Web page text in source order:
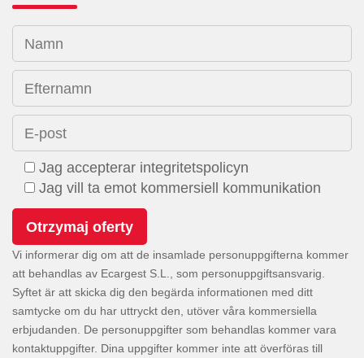
Namn
Efternamn
E-post
Jag accepterar integritetspolicyn
Jag vill ta emot kommersiell kommunikation
Vi informerar dig om att de insamlade personuppgifterna kommer
att behandlas av Ecargest S.L., som personuppgiftsansvarig.
Syftet är att skicka dig den begärda informationen med ditt
samtycke om du har uttryckt den, utöver våra kommersiella
erbjudanden. De personuppgifter som behandlas kommer vara
kontaktuppgifter. Dina uppgifter kommer inte att överföras till